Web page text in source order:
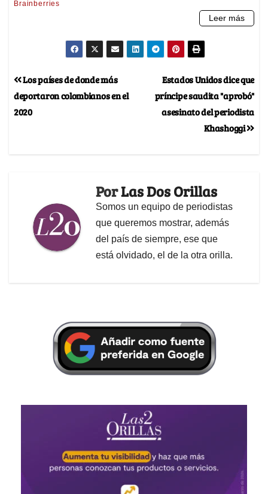
Estados Unidos dice que
príncipe saudita "aprobó"
asesinato del periodista
Khashoggi
Los países de donde más
deportaron colombianos en el
2020
PorLas Dos Orillas
Somos un equipo de periodistas
que queremos mostrar, además
del país de siempre, ese que
está olvidado, el de la otra orilla.